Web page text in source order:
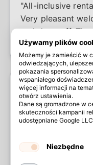
"All-inclusive
Very pleasant
and drop-off.
and in very good
complaints. I
Martin
Wynik 5 na 5
Używamy plików
Możemy je zamieścić w
odwiedzających,
pokazania
wspaniałego
więcej informacji na
otwórz ustawienia.
Dane są gromadzone w
skuteczności kampanii
udostępniane Google
Niezbędne